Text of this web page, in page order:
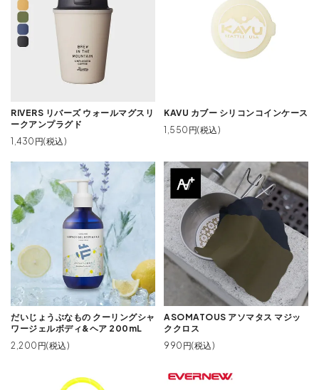
RIVERS リバーズ ウォールマグスリ
ークアンプラグド
1,430円(税込)
KAVU カブー シリコンコインケース
1,550円(税込)
だいじょうぶなもの クーリングシャ
ワージェルボディ&ヘア 200mL
2,200円(税込)
ASOMATOUS アソマタス マジッ
ククロス
990円(税込)